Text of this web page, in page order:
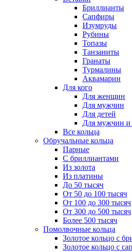
Бриллианты
Сапфиры
Изумруды
Рубины
Топазы
Танзаниты
Гранаты
Турмалины
Аквамарин
Для кого
Для женщин
Для мужчин
Для детей
Для мужчин
Все кольца
Обручальные кольца
Парные
С бриллиантами
Из золота
Из платины
До 50 тысяч
От 50 до 100 тысяч
От 100 до 300 тысяч
От 300 до 500 тысяч
Более 500 тысяч
Помолвочные кольца
Золотое кольцо с
Золотое кольцо с